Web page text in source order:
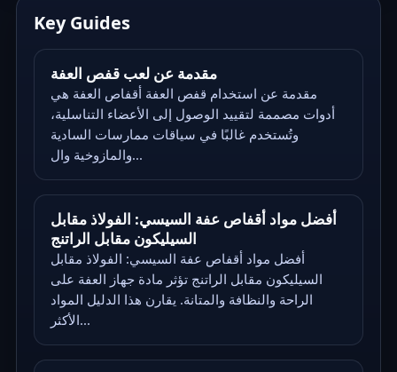
Key Guides
مقدمة عن لعب قفص العفة
مقدمة عن استخدام قفص العفة أقفاص العفة هي
أدوات مصممة لتقييد الوصول إلى الأعضاء التناسلية،
وتُستخدم غالبًا في سياقات ممارسات السادية
والمازوخية وال...
أفضل مواد أقفاص عفة السيسي: الفولاذ مقابل
السيليكون مقابل الراتنج
أفضل مواد أقفاص عفة السيسي: الفولاذ مقابل
السيليكون مقابل الراتنج تؤثر مادة جهاز العفة على
الراحة والنظافة والمتانة. يقارن هذا الدليل المواد
الأكثر...